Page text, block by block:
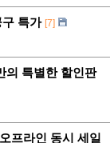
특가 [7]
의 특별한 할인판
프라인 동시 세일